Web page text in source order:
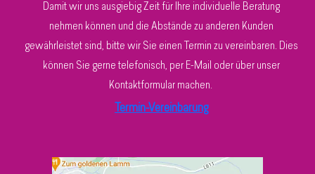
Damit wir uns ausgiebig Zeit für Ihre individuelle Beratung
nehmen können und die Abstände zu anderen Kunden
gewährleistet sind, bitte wir Sie einen Termin zu vereinbaren. Dies
können Sie gerne telefonisch, per E-Mail oder über unser
Kontaktformular machen.
Termin-Vereinbarung